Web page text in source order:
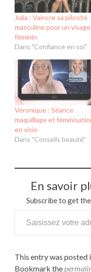
Julia : Vaincre sa pilosité
masculine pour un visage
féminin
Dans "Confiance en soi"
Véronique : Séance
maquillage et
en visio
Dans "Conseils beauté"
En savoir
Subscribe to get
Saisissez votre adresse e-mail…
This entry was posted
Bookmark the